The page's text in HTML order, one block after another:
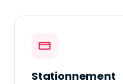
Stationnement